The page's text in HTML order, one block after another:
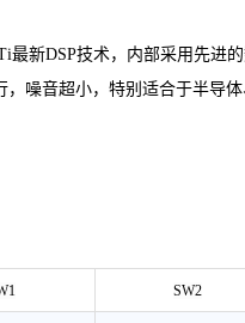
最新DSP技术，内部采用先进
噪音超小，特别适合于半导
SW2